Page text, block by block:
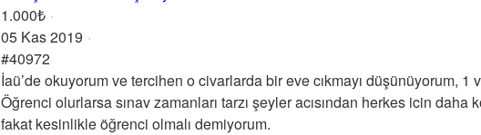
1.000₺
05 Kas 2019
#40972
İaü’de okuyorum ve tercihen o civarlarda bir eve cıkmayı düşünüyorum, 1
Öğrenci olurlarsa sınav zamanları tarzı şeyler acısından herkes icin daha
fakat kesinlikle öğrenci olmalı demiyorum.